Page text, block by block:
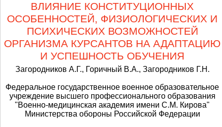
ВЛИЯНИЕ КОНСТИТУЦИОННЫХ
ОСОБЕННОСТЕЙ, ФИЗИОЛОГИЧЕСКИХ И
ПСИХИЧЕСКИХ ВОЗМОЖНОСТЕЙ
ОРГАНИЗМА КУРСАНТОВ НА АДАПТАЦИЮ
И УСПЕШНОСТЬ ОБУЧЕНИЯ
Загородников А.Г., Горичный В.А., Загородников Г.Н.
Федеральное государственное военное образовательное
учреждение высшего профессионального образования
"Военно-медицинская академия имени С.М. Кирова"
Министерства обороны Российской Федерации